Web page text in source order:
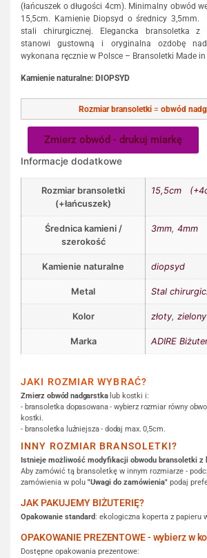
(łańcuszek o długości 4cm). Minimalny obwód
15,5cm. Kamienie Diopsyd o średnicy 3,5mm.
stali chirurgicznej. Elegancka bransoletka z
stanowi gustowną i oryginalna ozdobę
wykonana ręcznie w Polsce – Bransoletki Made
Kamienie naturalne: DIOPSYD
Rozmiar bransoletki= obwód
Zmierz obwód - drukuj miarkę
Informacje dodatkowe
Rozmiar bransoletki
(+łańcuszek)
15,5cm
Średnica kamieni /
szerokość
3mm, 4mm
Kamienie naturalne diopsyd
Metal Stal
Kolor złoty, zielony
Marka ADIRE
JAKI ROZMIAR WYBRAĆ?
Zmierz obwód nadgarstkalub kostki i:
- bransoletka dopasowana - wybierz rozmiar równy
kostki.
- bransoletka luźniejsza - dodaj max. 0,5cm.
INNY ROZMIAR BRANSOLETKI?
Istnieje możliwość modyfikacji obwodu bransoletki z
Aby zamówić tą bransoletkę w innym rozmiarze -
zamówienia w polu "Uwagi do zamówienia" podaj
JAK PAKUJEMY BIŻUTERIĘ?
Opakowanie standard: ekologiczna koperta z papieru
OPAKOWANIE PREZENTOWE - wybierz w
Dostępne opakowania prezentowe: